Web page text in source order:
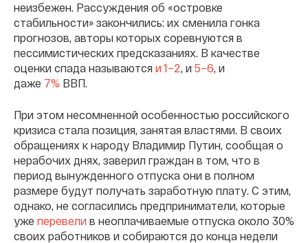
неизбежен. Рассуждения об «островке
стабильности» закончились: их сменила гонка
прогнозов, авторы которых соревнуются в
пессимистических предсказаниях. В качестве
оценки спада называются и 1–2, и 5–6, и
даже 7% ВВП.
При этом несомненной особенностью российского
кризиса стала позиция, занятая властями. В своих
обращениях к народу Владимир Путин, сообщая о
нерабочих днях, заверил граждан в том, что в
период вынужденного отпуска они в полном
размере будут получать заработную плату. С этим,
однако, не согласились предприниматели, которые
уже перевели в неоплачиваемые отпуска около 30%
своих работников и собираются до конца недели